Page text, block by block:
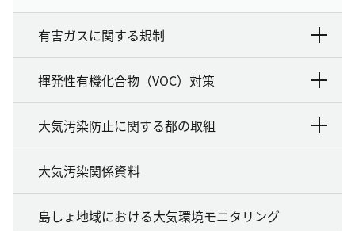
有害ガスに関する規制
揮発性有機化合物（VOC）対策
大気汚染防止に関する都の取組
大気汚染関係資料
島しょ地域における大気環境モニタリング